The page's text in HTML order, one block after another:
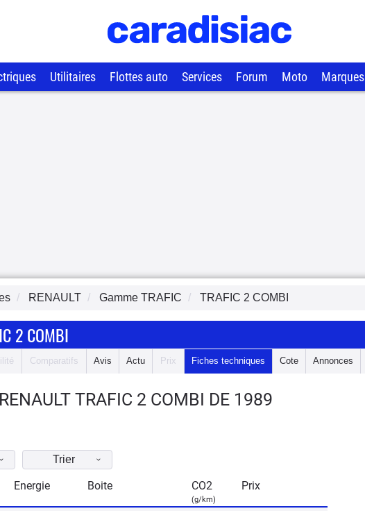
Utilitaires Flottes auto Services Forum Moto Marques
RENAULT Gamme TRAFIC TRAFIC 2 COMBI
2 COMBI
Comparatifs Avis Actu Prix Fiches techniques Cote Annonces
TRAFIC 2 COMBI DE 1989
Trier
Energie Boite CO2
(g/km)
Prix